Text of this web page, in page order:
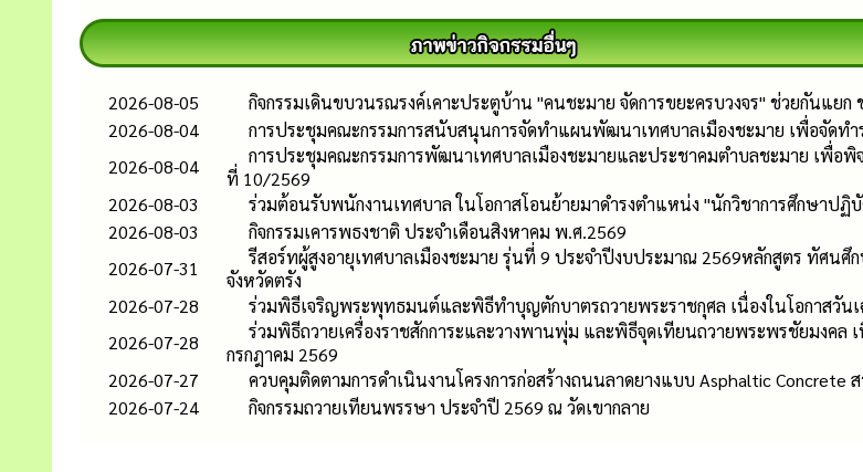
2026-08-05
กิจกรรมเดินขบวนรณรงค์เคาะประตูบ้าน "คนชะมาย จัดการขยะครบวงจร" ช่วยกันแยก
2026-08-04
การประชุมคณะกรรมการสนับสนุนการจัดทำแผนพัฒนาเทศบาลเมืองชะมาย เพื่อจัด
2026-08-04
การประชุมคณะกรรมการพัฒนาเทศบาลเมืองชะมายและประชาคมตำบลชะมาย เพื่
ที่ 10/2569
2026-08-03
ร่วมต้อนรับพนักงานเทศบาล ในโอกาสโอนย้ายมาดำรงตำแหน่ง "นักวิชาการศึกษาปฏิ
2026-08-03
กิจกรรมเคารพธงชาติ ประจำเดือนสิงหาคม พ.ศ.2569
2026-07-31
รีสอร์ทผู้สูงอายุเทศบาลเมืองชะมาย รุ่นที่ 9 ประจำปีงบประมาณ 2569หลักสูตร ทัศน
จังหวัดตรัง
2026-07-28
ร่วมพิธีเจริญพระพุทธมนต์และพิธีทำบุญตักบาตรถวายพระราชกุศล เนื่องในโอกาสวั
2026-07-28
ร่วมพิธีถวายเครื่องราชสักการะและวางพานพุ่ม และพิธีจุดเทียนถวายพระพรชัยมงคล
กรกฎาคม 2569
2026-07-27
ควบคุมติดตามการดำเนินงานโครงการก่อสร้างถนนลาดยางแบบ Asphaltic
2026-07-24
กิจกรรมถวายเทียนพรรษา ประจำปี 2569 ณ วัดเขากลาย